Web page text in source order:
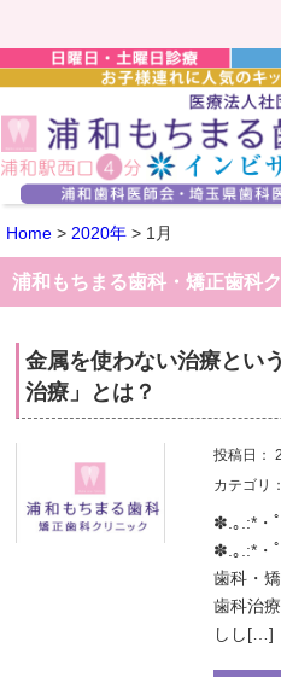
Home > 2020年 > 1月
浦和もちまる歯科・矯正歯科
金属を使わない治療とい
治療」とは？
投稿日：
カテゴリ：
✽.｡.:*・
✽.｡.:*・
歯科・
歯科治
しし[…]